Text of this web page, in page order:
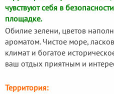
чувствуют себя в
площадке.
Обилие зелени, цветов
ароматом. Чистое море,
климат и богатое
ваш отдых приятным и
Территория: